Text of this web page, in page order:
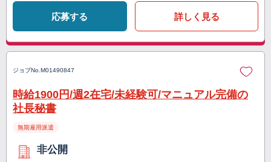
応募する 詳しく見る
ジョブNo. M01490847
時給1900円/週2在宅/未経験可/マニュアル完備の
社長秘書
無期雇用派遣
非公開